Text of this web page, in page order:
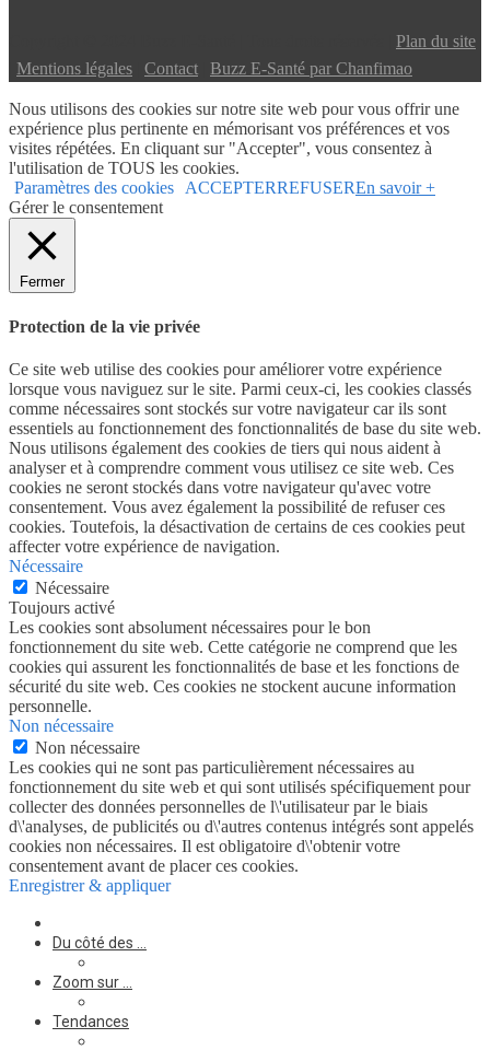
Plan du site
Mentions légales Contact Buzz E-Santé par Chanfimao
Nous utilisons des cookies sur notre site web pour vous offrir une
expérience plus pertinente en mémorisant vos préférences et vos
visites répétées. En cliquant sur "Accepter", vous consentez à
l'utilisation de TOUS les cookies.
Paramètres des cookies ACCEPTERREFUSEREn savoir +
Gérer le consentement
Fermer
Protection de la vie privée
Ce site web utilise des cookies pour améliorer votre expérience
lorsque vous naviguez sur le site. Parmi ceux-ci, les cookies classés
comme nécessaires sont stockés sur votre navigateur car ils sont
essentiels au fonctionnement des fonctionnalités de base du site web.
Nous utilisons également des cookies de tiers qui nous aident à
analyser et à comprendre comment vous utilisez ce site web. Ces
cookies ne seront stockés dans votre navigateur qu'avec votre
consentement. Vous avez également la possibilité de refuser ces
cookies. Toutefois, la désactivation de certains de ces cookies peut
affecter votre expérience de navigation.
Nécessaire
Nécessaire
Toujours activé
Les cookies sont absolument nécessaires pour le bon
fonctionnement du site web. Cette catégorie ne comprend que les
cookies qui assurent les fonctionnalités de base et les fonctions de
sécurité du site web. Ces cookies ne stockent aucune information
personnelle.
Non nécessaire
Non nécessaire
Les cookies qui ne sont pas particulièrement nécessaires au
fonctionnement du site web et qui sont utilisés spécifiquement pour
collecter des données personnelles de l\'utilisateur par le biais
d\'analyses, de publicités ou d\'autres contenus intégrés sont appelés
cookies non nécessaires. Il est obligatoire d\'obtenir votre
consentement avant de placer ces cookies.
Enregistrer & appliquer
Du côté des …
Zoom sur …
Tendances